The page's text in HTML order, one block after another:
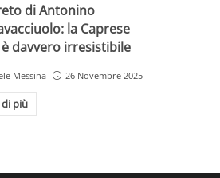
di Antonino
la Caprese
davvero irresistibile
Messina 26 Novembre 2025
di più